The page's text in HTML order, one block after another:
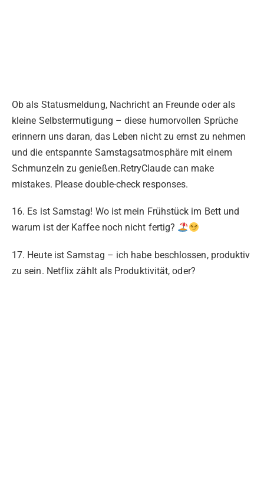
Ob als Statusmeldung, Nachricht an Freunde oder als
kleine Selbstermutigung – diese humorvollen Sprüche
erinnern uns daran, das Leben nicht zu ernst zu nehmen
und die entspannte Samstagsatmosphäre mit einem
Schmunzeln zu genießen.RetryClaude can make
mistakes. Please double-check responses.
16. Es ist Samstag! Wo ist mein Frühstück im Bett und
warum ist der Kaffee noch nicht fertig?
17. Heute ist Samstag – ich habe beschlossen, produktiv
zu sein. Netflix zählt als Produktivität, oder?